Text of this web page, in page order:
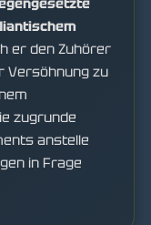
er den Zuhörer
Versöhnung zu
zugrunde
anstelle
in Frage